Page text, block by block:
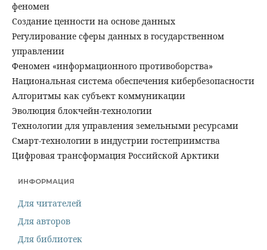
феномен
Создание ценности на основе данных
Регулирование сферы данных в государственном
управлении
Феномен «информационного противоборства»
Национальная система обеспечения кибербезопасности
Алгоритмы как субъект коммуникации
Эволюция блокчейн-технологии
Технологии для управления земельными ресурсами
Смарт-технологии в индустрии гостеприимства
Цифровая трансформация Российской Арктики
ИНФОРМАЦИЯ
Для читателей
Для авторов
Для библиотек